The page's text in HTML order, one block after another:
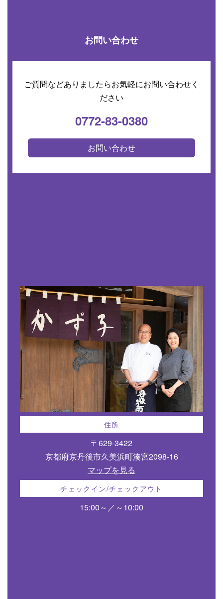
お問い合わせ
ご質問などありましたらお気軽にお問い合わせく
ださい
0772-83-0380
お問い合わせ
住所
〒629-3422
京都府京丹後市久美浜町湊宮2098-16
マップを見る
チェックイン/チェックアウト
15:00～／～10:00